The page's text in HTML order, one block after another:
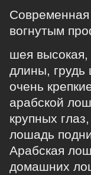
вогнутым
шея
длины, грудь
очень
арабской
крупных
лошадь
Арабская
домашних